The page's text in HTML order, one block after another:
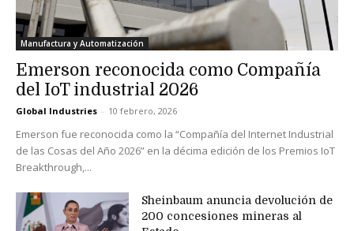
Manufactura y Automatización
Emerson reconocida como Compañía
del IoT industrial 2026
Global Industries - 10 febrero, 2026
Emerson fue reconocida como la “Compañía del Internet Industrial
de las Cosas del Año 2026” en la décima edición de los Premios IoT
Breakthrough,...
Sheinbaum anuncia devolución de
200 concesiones mineras al